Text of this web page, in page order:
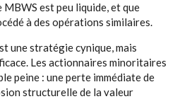
est peu liquide, et que
à des opérations similaires.
une stratégie cynique, mais
Les actionnaires minoritaires
peine : une perte immédiate de
structurelle de la valeur